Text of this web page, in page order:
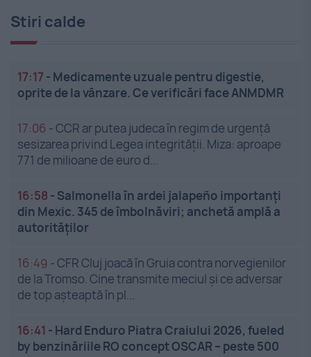
Stiri calde
17:17 - Medicamente uzuale pentru digestie,
oprite de la vânzare. Ce verificări face ANMDMR
17:06 -CCR ar putea judeca în regim de urgență
sesizarea privind Legea integrității. Miza: aproape
771 de milioane de euro d...
16:58 - Salmonella în ardei jalapeño importanți
din Mexic. 345 de îmbolnăviri; anchetă amplă a
autorităților
16:49 -CFR Cluj joacă în Gruia contra norvegienilor
de la Tromso. Cine transmite meciul și ce adversar
de top așteaptă în pl...
16:41 - Hard Enduro Piatra Craiului 2026, fueled
by benzinăriile RO concept OSCAR – peste 500